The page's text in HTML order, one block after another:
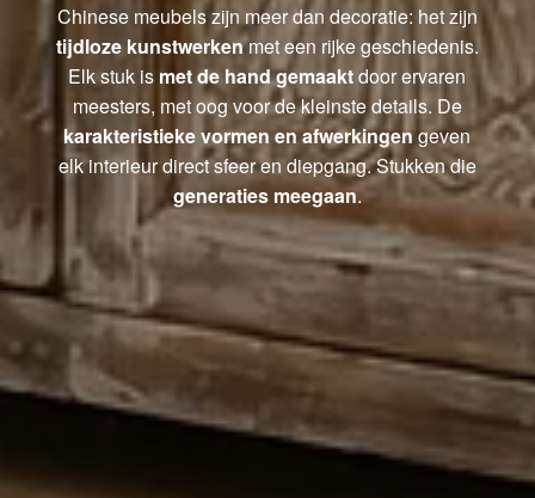
Chinese meubels zijn meer dan decoratie: het zijn
tijdloze kunstwerkenmet een rijke geschiedenis.
Elk stuk is met de hand gemaaktdoor ervaren
meesters, met oog voor de kleinste details. De
karakteristieke vormen en afwerkingengeven
elk interieur direct sfeer en diepgang. Stukken die
generaties meegaan.